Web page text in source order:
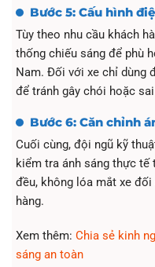
Bước 5: Cấu hình
Tùy theo nhu cầu khách
thống chiếu sáng để phù
Nam. Đối với xe chỉ dùng
để tránh gây chói hoặc
Bước 6: Căn chỉnh
Cuối cùng, đội ngũ kỹ
kiểm tra ánh sáng thực tế
đều, không lóa mắt xe
hàng.
Xem thêm: Chia sẻ kinh
sáng an toàn